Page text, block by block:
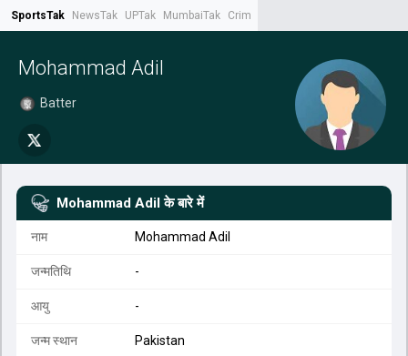
SportsTak NewsTak UPTak MumbaiTak CrimeTak
Mohammad Adil
Batter
Mohammad Adil के बारे में
नाम Mohammad Adil
जन्मतिथि -
आयु -
जन्म स्थान Pakistan